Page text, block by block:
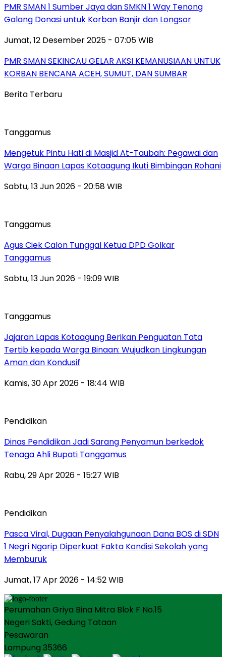
PMR SMAN 1 Sumber Jaya dan SMKN 1 Way Tenong
Galang Donasi untuk Korban Banjir dan Longsor
Jumat, 12 Desember 2025 - 07:05 WIB
PMR SMAN SEKINCAU GELAR AKSI KEMANUSIAAN UNTUK
KORBAN BENCANA ACEH, SUMUT, DAN SUMBAR
Berita Terbaru
Tanggamus
Mengetuk Pintu Hati di Masjid At-Taubah: Pegawai dan
Warga Binaan Lapas Kotaagung Ikuti Bimbingan Rohani
Sabtu, 13 Jun 2026 - 20:58 WIB
Tanggamus
Agus Ciek Calon Tunggal Ketua DPD Golkar
Tanggamus
Sabtu, 13 Jun 2026 - 19:09 WIB
Tanggamus
Jajaran Lapas Kotaagung Berikan Penguatan Tata
Tertib kepada Warga Binaan: Wujudkan Lingkungan
Aman dan Kondusif
Kamis, 30 Apr 2026 - 18:44 WIB
Pendidikan
Dinas Pendidikan Jadi Sarang Penyamun berkedok
Tenaga Ahli Bupati Tanggamus
Rabu, 29 Apr 2026 - 15:27 WIB
Pendidikan
Pasca Viral, Dugaan Penyalahgunaan Dana BOS di SDN
1 Negri Ngarip Diperkuat Fakta Kondisi Sekolah yang
Memburuk
Jumat, 17 Apr 2026 - 14:52 WIB
Perumahan Griya Bina Mitra Blok F No.15
Negeri Sakti, Gedung Tataan
Pesawaran
Lampung 35366